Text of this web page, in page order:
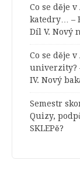
Co se děje v
katedry… –
Díl V. Nový
Co se děje v
univerzity?
IV. Nový
Semestr
Quizy,
SKLEPě?